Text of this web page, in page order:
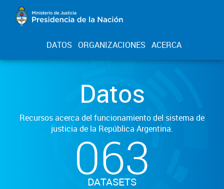
DATOS ORGANIZACIONES ACERCA
Datos
Recursos acerca del funcionamiento del sistema de
justicia de la República Argentina.
063
DATASETS